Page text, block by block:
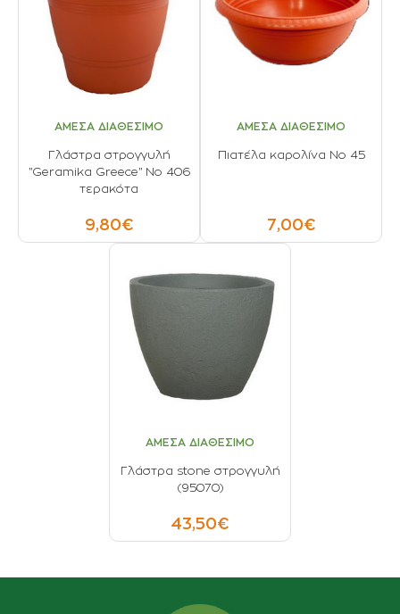
ΑΜΕΣΑ ΔΙΑΘΕΣΙΜΟ
Γλάστρα στρογγυλή
"Geramika Greece" Νο 406
τερακότα
9,80€
ΑΜΕΣΑ ΔΙΑΘΕΣΙΜΟ
Πιατέλα καρολίνα Νο 45
7,00€
ΑΜΕΣΑ ΔΙΑΘΕΣΙΜΟ
Γλάστρα stone στρογγυλή
(95070)
43,50€